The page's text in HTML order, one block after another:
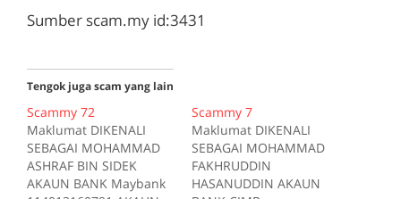
Sumber scam.my id:3431
Tengok juga scam yang lain
Scammy 72
Maklumat DIKENALI
SEBAGAI MOHAMMAD
ASHRAF BIN SIDEK
AKAUN BANK Maybank
Scammy 7
Maklumat DIKENALI
SEBAGAI MOHAMMAD
FAKHRUDDIN
HASANUDDIN AKAUN